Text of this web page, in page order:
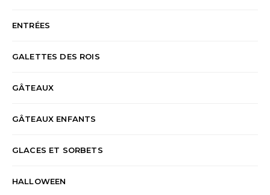
ENTRÉES
GALETTES DES ROIS
GÂTEAUX
GÂTEAUX ENFANTS
GLACES ET SORBETS
HALLOWEEN